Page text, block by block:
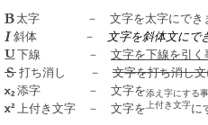
太字 － 文字を太字にでき
斜体 － 文字を斜体文にで
下線 － 文字を下線を引
打ち消し － 文字を打ち消し
添字 － 文字を添え字にする事
上付き文字 － 文字を上付き文字に